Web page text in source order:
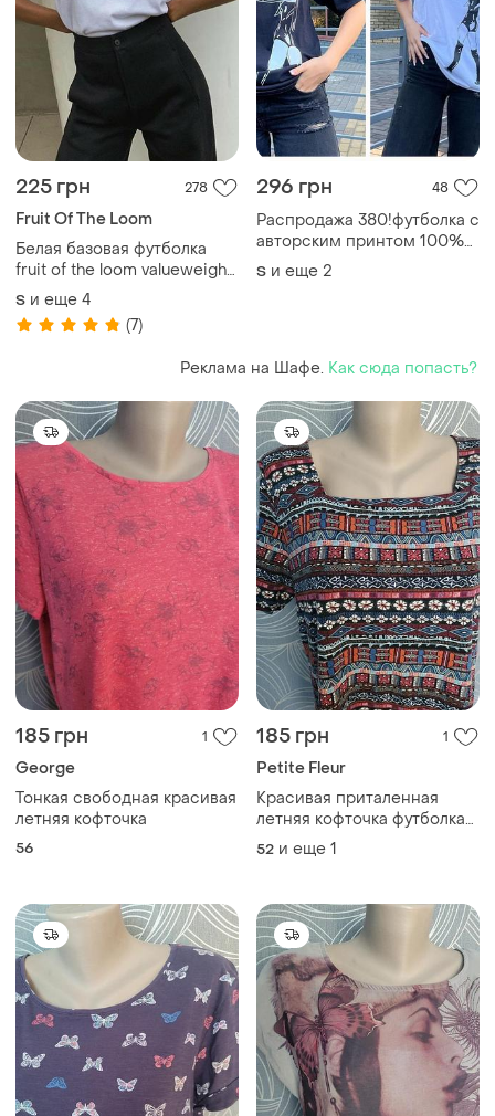
225 грн 278
Fruit Of The Loom
Белая базовая футболка
fruit of the loom valueweight
унисекс оверсайз
S и еще 4
(7)
296 грн 48
Распродажа 380!футболка с
авторским принтом 100%
х/б
S и еще 2
Реклама на Шафе. Как сюда попасть?
185 грн 1
George
Тонкая свободная красивая
летняя кофточка
56
185 грн 1
Petite Fleur
Красивая приталенная
летняя кофточка футболка
воротник каре
52 и еще 1